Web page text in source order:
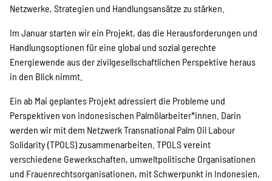
Netzwerke, Strategien und Handlungsansätze zu stärken.
Im Januar starten wir ein Projekt, das die Herausforderungen und
Handlungsoptionen für eine global und sozial gerechte
Energiewende aus der zivilgesellschaftlichen Perspektive heraus
in den Blick nimmt.
Ein ab Mai geplantes Projekt adressiert die Probleme und
Perspektiven von indonesischen Palmölarbeiter*innen. Darin
werden wir mit dem Netzwerk Transnational Palm Oil Labour
Solidarity (TPOLS) zusammenarbeiten. TPOLS vereint
verschiedene Gewerkschaften, umweltpolitische Organisationen
und Frauenrechtsorganisationen, mit Schwerpunkt in Indonesien,